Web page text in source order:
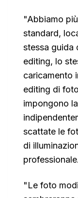
"Abbiamo
standard,
stessa guida
editing, lo
caricamento
editing di
impongono
scattate le
di
professionale.
"Le foto